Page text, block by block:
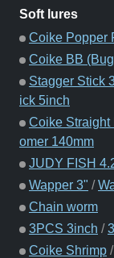
Soft lures
Coike Popper
Coike BB
Stagger Stick
ick 5inch
Coike Straight
omer 140mm
JUDY FISH
Wapper 3" /
Chain worm
3PCS 3inch /
Coike Shrimp /